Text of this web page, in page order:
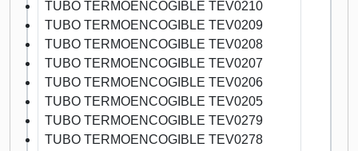
TUBO TERMOENCOGIBLE TEV0210
TUBO TERMOENCOGIBLE TEV0209
TUBO TERMOENCOGIBLE TEV0208
TUBO TERMOENCOGIBLE TEV0207
TUBO TERMOENCOGIBLE TEV0206
TUBO TERMOENCOGIBLE TEV0205
TUBO TERMOENCOGIBLE TEV0279
TUBO TERMOENCOGIBLE TEV0278